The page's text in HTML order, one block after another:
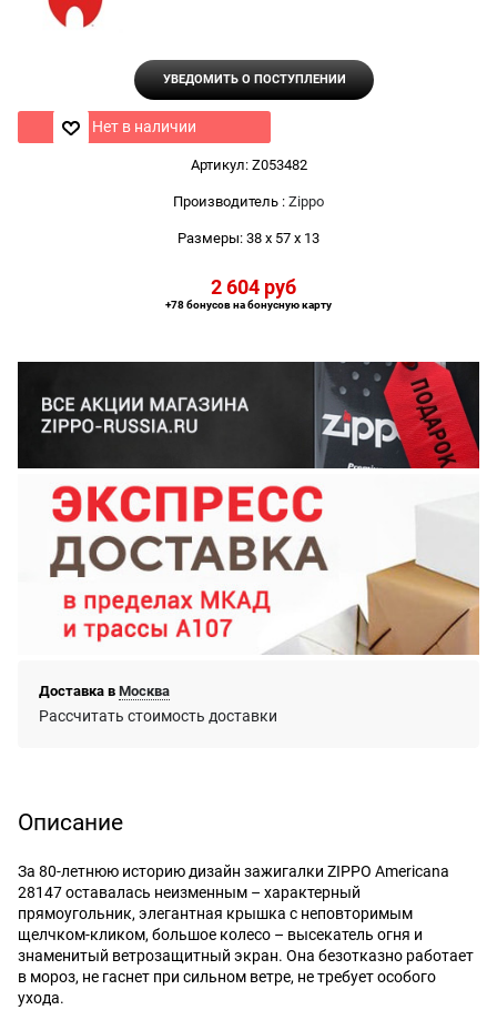
УВЕДОМИТЬ О ПОСТУПЛЕНИИ
Нет в наличии
Артикул: Z053482
Производитель : Zippo
Размеры: 38 x 57 x 13
2 604 руб
+78 бонусов на бонусную карту
Доставка в Москва
Рассчитать стоимость доставки
Описание
За 80-летнюю историю дизайн зажигалки ZIPPO Americana
28147 оставалась неизменным – характерный
прямоугольник, элегантная крышка с неповторимым
щелчком-кликом, большое колесо – высекатель огня и
знаменитый ветрозащитный экран. Она безотказно работает
в мороз, не гаснет при сильном ветре, не требует особого
ухода.